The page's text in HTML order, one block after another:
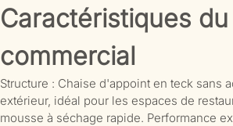
Caractéristiques
commercial
Structure : Chaise d'appoint en teck sans
extérieur, idéal pour les espaces de
mousse à séchage rapide. Performance